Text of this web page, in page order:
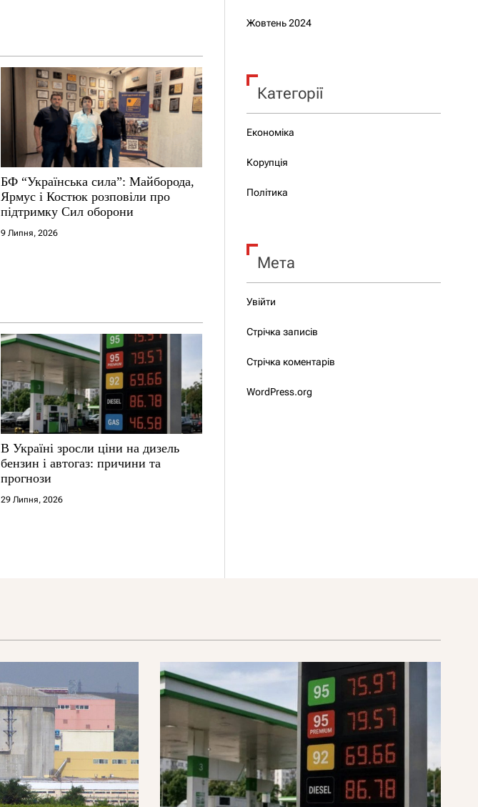
БФ “Українська сила”: Майборода,
Ярмус і Костюк розповіли про
підтримку Сил оборони
9 Липня, 2026
В Україні зросли ціни на дизель
бензин і автогаз: причини та
прогнози
29 Липня, 2026
Жовтень 2024
Категорії
Економіка
Корупція
Політика
Мета
Увійти
Стрічка записів
Стрічка коментарів
WordPress.org